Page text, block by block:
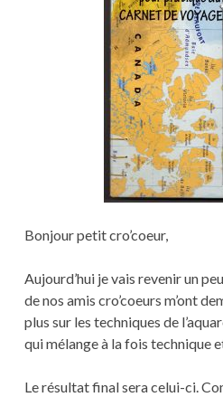
Bonjour petit cro’coeur,
Aujourd’hui je vais revenir un
de nos amis cro’coeurs m’ont
plus sur les techniques de
qui mélange à la fois technique
Le résultat final sera celui-ci.